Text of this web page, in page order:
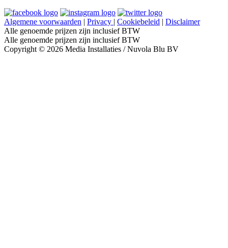
Algemene voorwaarden | Privacy | Cookiebeleid | Disclaimer
Alle genoemde prijzen zijn inclusief BTW
Alle genoemde prijzen zijn inclusief BTW
Copyright © 2026 Media Installaties / Nuvola Blu BV